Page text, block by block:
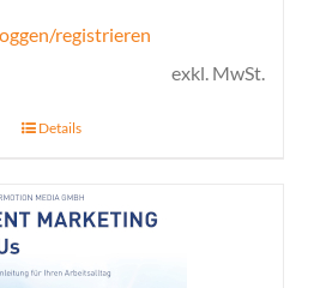
registrieren
exkl. MwSt.
Details